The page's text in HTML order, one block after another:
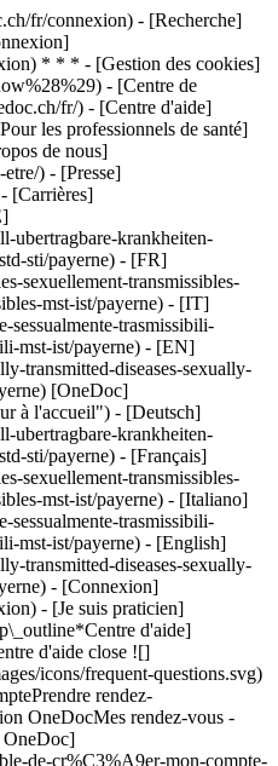
fr/connexion) - [Recherche]
* * * - [Gestion des cookies]
- [Centre de
fr/) - [Centre d'aide]
les professionnels de santé]
de nous]
) - [Presse]
[Carrières]
ubertragbare-krankheiten-
sti/payerne) - [FR]
sexuellement-transmissibles-
mst-ist/payerne) - [IT]
sessualmente-trasmissibili-
mst-ist/payerne) - [EN]
transmitted-diseases-sexually-
[OneDoc]
à l'accueil") - [Deutsch]
ubertragbare-krankheiten-
sti/payerne) - [Français]
sexuellement-transmissibles-
mst-ist/payerne) - [Italiano]
sessualmente-trasmissibili-
mst-ist/payerne) - [English]
transmitted-diseases-sexually-
- [Connexion]
- [Je suis praticien]
d'aide]
d'aide close ![]
icons/frequent-questions.svg)
rendez-
OneDocMes rendez-vous -
OneDoc]
de-cr%C3%A9er-mon-compte-